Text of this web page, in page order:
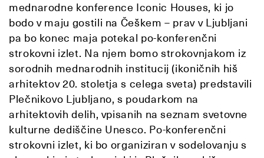
mednarodne konference Iconic Houses, ki jo
bodo v maju gostili na Češkem – prav v Ljubljani
pa bo konec maja potekal po-konferenčni
strokovni izlet. Na njem bomo strokovnjakom iz
sorodnih mednarodnih institucij (ikoničnih hiš
arhitektov 20. stoletja s celega sveta) predstavili
Plečnikovo Ljubljano, s poudarkom na
arhitektovih delih, vpisanih na seznam svetovne
kulturne dediščine Unesco. Po-konferenčni
strokovni izlet, ki bo organiziran v sodelovanju s